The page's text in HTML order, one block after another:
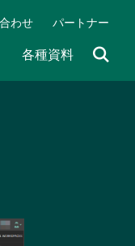
(JA)
わせ パートナー
DROPDOWN
各種資料